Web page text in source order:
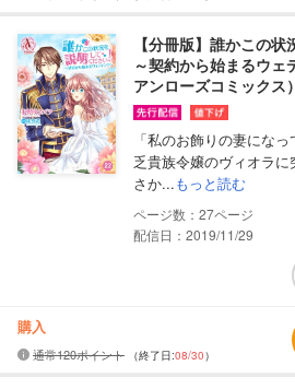
【分冊版】誰かこの
～契約から始まるウェ
アンローズコミックス）
「私のお飾りの妻にな
乏貴族令嬢のヴィオラ
さか...もっと読む
27
配信日：2019/11/29
購入
通常120ポイント （終了日:08/30）